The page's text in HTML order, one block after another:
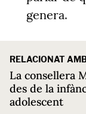
genera.
RELACIONAT
La consellera
des de la
adolescent